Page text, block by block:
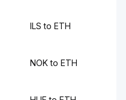
ILS to ETH
NOK to ETH